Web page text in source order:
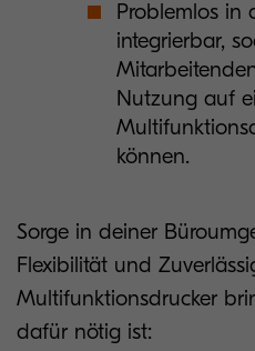
Problemlos in
integrierbar,
Nutzung auf
können.
Sorge in deiner
Flexibilität und
Multifunktionsdrucker
dafür nötig ist: